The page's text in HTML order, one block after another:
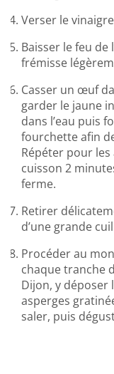
Verser le
Baisser le feu de
frémisse
Casser un œuf
garder le jaune
dans l’eau puis
fourchette afin
Répéter pour
cuisson 2
ferme.
Retirer
d’une grande
Procéder au
chaque tranche
Dijon, y déposer
asperges
saler, puis